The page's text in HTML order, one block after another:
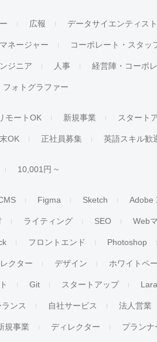
広報 データサイエンティスト
ネージャー コーポレート・スタッ
ジニア 人事 経営陣・コーポ
フォトグラファー
モートOK 新規事業 スタート
OK 正社員募集 英語スキル歓
10,001円 ~
Figma Sketch Adobe
ライティング SEO Web
フロントエンド Photoshop
クター デザイン ホワイトペ
Git スタートアップ
ンス 自社サービス 法人営業
規事業 ディレクター プランナ